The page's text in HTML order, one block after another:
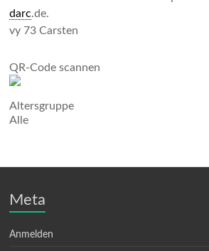
darc.de.
vy 73 Carsten
QR-Code scannen
Altersgruppe
Alle
Meta
Anmelden